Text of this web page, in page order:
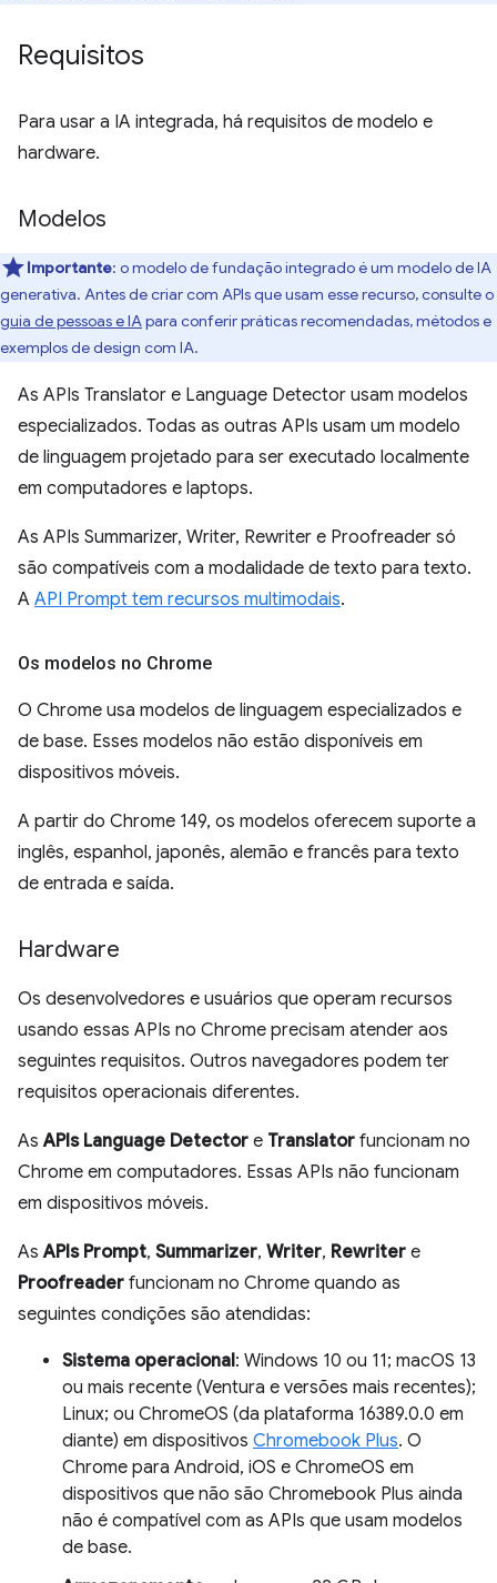
Requisitos
Para usar a IA integrada, há requisitos de modelo e
hardware.
Modelos
Importante: o modelo de fundação integrado é um modelo de IA
generativa. Antes de criar com APIs que usam esse recurso, consulte o
guia de pessoas e IApara conferir práticas recomendadas, métodos e
exemplos de design com IA.
As APIs Translator e Language Detector usam modelos
especializados. Todas as outras APIs usam um modelo
de linguagem projetado para ser executado localmente
em computadores e laptops.
As APIs Summarizer, Writer, Rewriter e Proofreader só
são compatíveis com a modalidade de texto para texto.
A API Prompt tem recursos multimodais.
Os modelos no Chrome
O Chrome usa modelos de linguagem especializados e
de base. Esses modelos não estão disponíveis em
dispositivos móveis.
A partir do Chrome 149, os modelos oferecem suporte a
inglês, espanhol, japonês, alemão e francês para texto
de entrada e saída.
Hardware
Os desenvolvedores e usuários que operam recursos
usando essas APIs no Chrome precisam atender aos
seguintes requisitos. Outros navegadores podem ter
requisitos operacionais diferentes.
AsAPIs Language Detector e Translator funcionam no
Chrome em computadores. Essas APIs não funcionam
em dispositivos móveis.
AsAPIs Prompt, Summarizer, Writer, Rewriter e
Proofreader funcionam no Chrome quando as
seguintes condições são atendidas:
Sistema operacional: Windows 10 ou 11; macOS 13
ou mais recente (Ventura e versões mais recentes);
Linux; ou ChromeOS (da plataforma 16389.0.0 em
diante) em dispositivos Chromebook Plus. O
Chrome para Android, iOS e ChromeOS em
dispositivos que não são Chromebook Plus ainda
não é compatível com as APIs que usam modelos
de base.